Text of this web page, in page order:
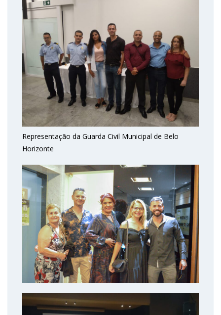
Representação da Guarda Civil Municipal de Belo
Horizonte